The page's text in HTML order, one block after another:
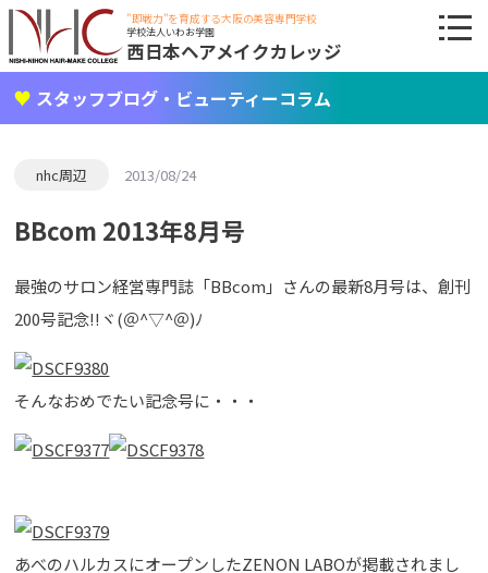
"即戦力"を育成する大阪の美容専門学校
学校法人いわお学園
西日本ヘアメイクカレッジ
スタッフブログ・ビューティーコラム
nhc周辺 2013/08/24
BBcom 2013年8月号
最強のサロン経営専門誌「BBcom」さんの最新8月号は、創刊
200号記念!!ヾ(＠^▽^＠)ﾉ
そんなおめでたい記念号に・・・
あべのハルカスにオープンしたZENON LABOが掲載されまし